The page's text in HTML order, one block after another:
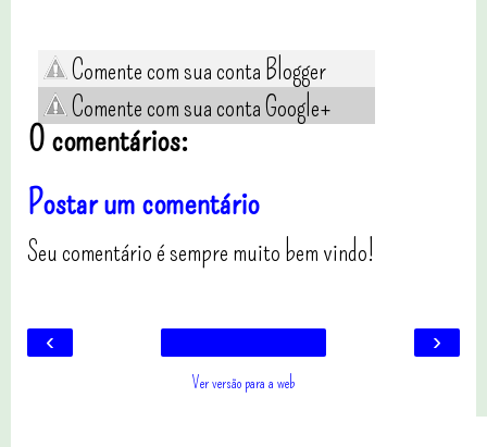
Comente com sua conta Blogger
Comente com sua conta Google+
0 comentários:
Postar um comentário
Seu comentário é sempre muito bem vindo!
‹ ›
Ver versão para a web